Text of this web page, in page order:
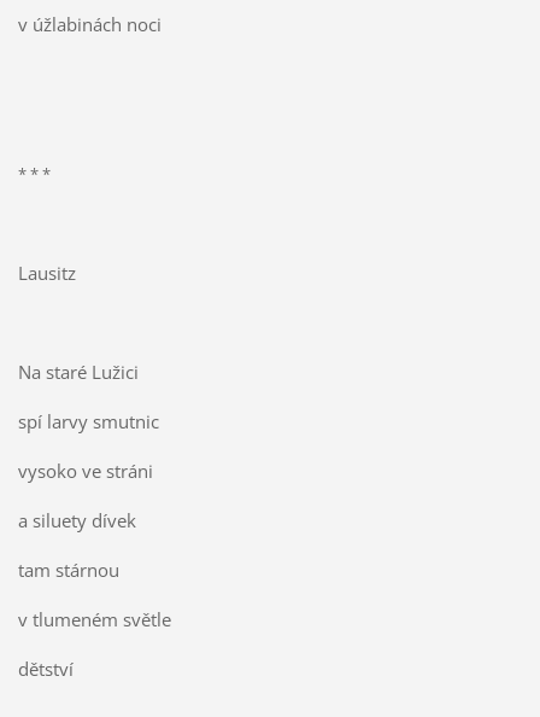
v úžlabinách noci
* * *
Lausitz
Na staré Lužici
spí larvy smutnic
vysoko ve stráni
a siluety dívek
tam stárnou
v tlumeném světle
dětství